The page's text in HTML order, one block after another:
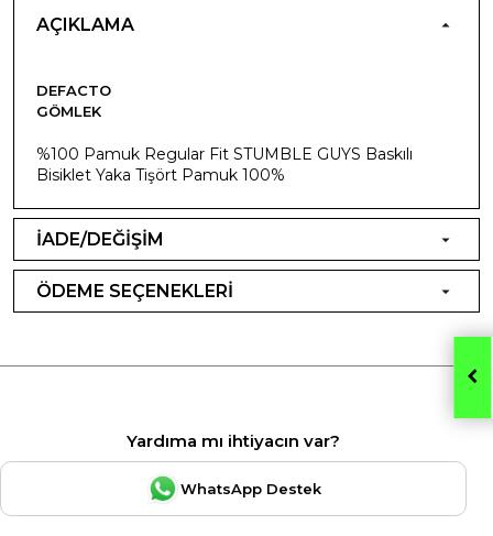
AÇIKLAMA
DEFACTO
GÖMLEK
%100 Pamuk Regular Fit STUMBLE GUYS Baskılı
Bisiklet Yaka Tişört Pamuk 100%
İADE/DEĞİŞİM
ÖDEME SEÇENEKLERİ
Yardıma mı ihtiyacın var?
WhatsApp Destek